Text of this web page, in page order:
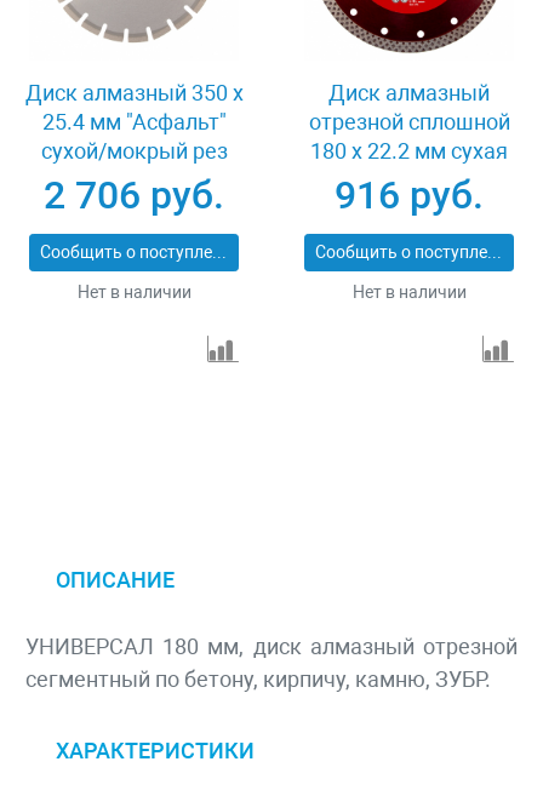
Диск алмазный 350 х
25.4 мм "Асфальт"
сухой/мокрый рез
Сибртех 731013
2 706 руб.
Сообщить о поступлении
Нет в наличии
Диск алмазный
отрезной сплошной
180 х 22.2 мм сухая
резка Matrix
Professional 73128
916 руб.
Сообщить о поступлении
Нет в наличии
ОПИСАНИЕ
УНИВЕРСАЛ 180 мм, диск алмазный отрезной
сегментный по бетону, кирпичу, камню, ЗУБР.
ХАРАКТЕРИСТИКИ